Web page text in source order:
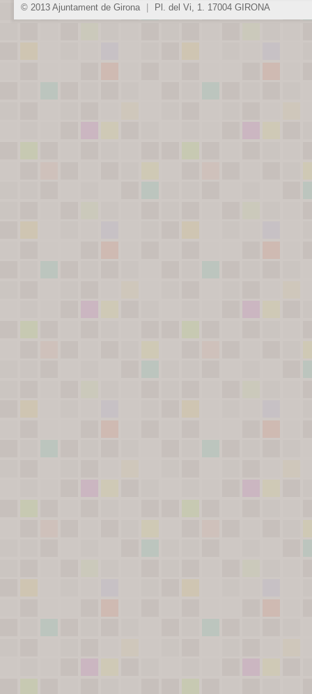
© 2013 Ajuntament de Girona Pl. del Vi, 1. 17004 GIRONA